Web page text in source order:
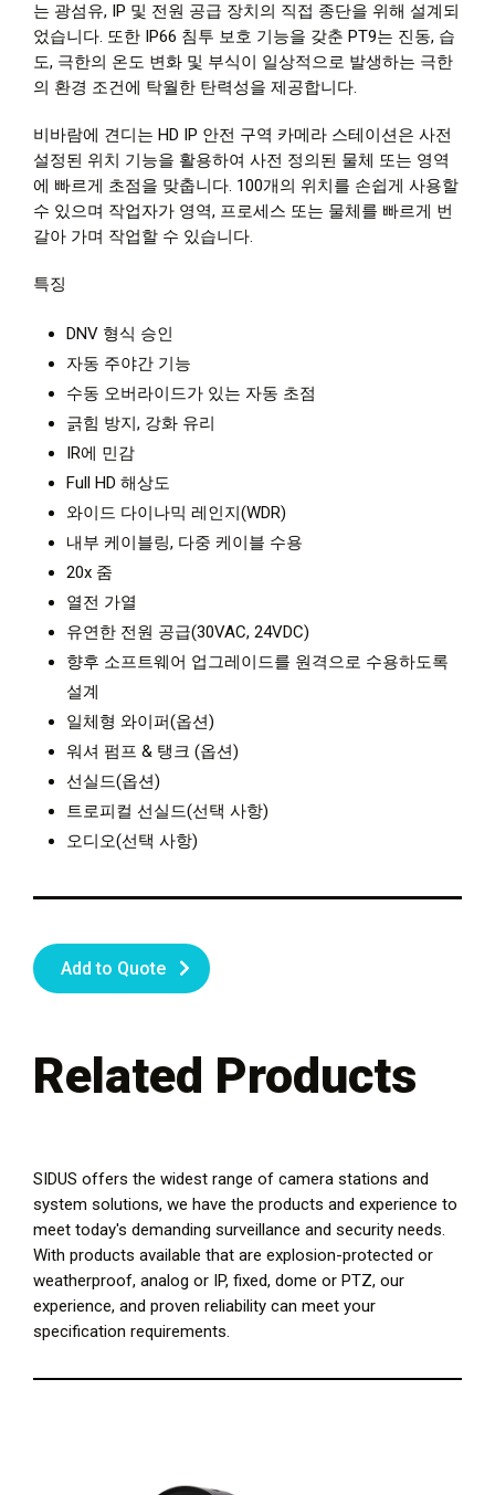
는 광섬유, IP 및 전원 공급 장치의 직접 종단을 위해 설계되
었습니다. 또한 IP66 침투 보호 기능을 갖춘 PT9는 진동, 습
도, 극한의 온도 변화 및 부식이 일상적으로 발생하는 극한
의 환경 조건에 탁월한 탄력성을 제공합니다.
비바람에 견디는 HD IP 안전 구역 카메라 스테이션은 사전
설정된 위치 기능을 활용하여 사전 정의된 물체 또는 영역
에 빠르게 초점을 맞춥니다. 100개의 위치를 손쉽게 사용할
수 있으며 작업자가 영역, 프로세스 또는 물체를 빠르게 번
갈아 가며 작업할 수 있습니다.
특징
DNV 형식 승인
자동 주야간 기능
수동 오버라이드가 있는 자동 초점
긁힘 방지, 강화 유리
IR에 민감
Full HD 해상도
와이드 다이나믹 레인지(WDR)
내부 케이블링, 다중 케이블 수용
20x 줌
열전 가열
유연한 전원 공급(30VAC, 24VDC)
향후 소프트웨어 업그레이드를 원격으로 수용하도록
설계
일체형 와이퍼(옵션)
워셔 펌프 & 탱크 (옵션)
선실드(옵션)
트로피컬 선실드(선택 사항)
오디오(선택 사항)
Add to Quote
Related Products
SIDUS offers the widest range of camera stations and
system solutions, we have the products and experience to
meet today's demanding surveillance and security needs.
With products available that are explosion-protected or
weatherproof, analog or IP, fixed, dome or PTZ, our
experience, and proven reliability can meet your
specification requirements.